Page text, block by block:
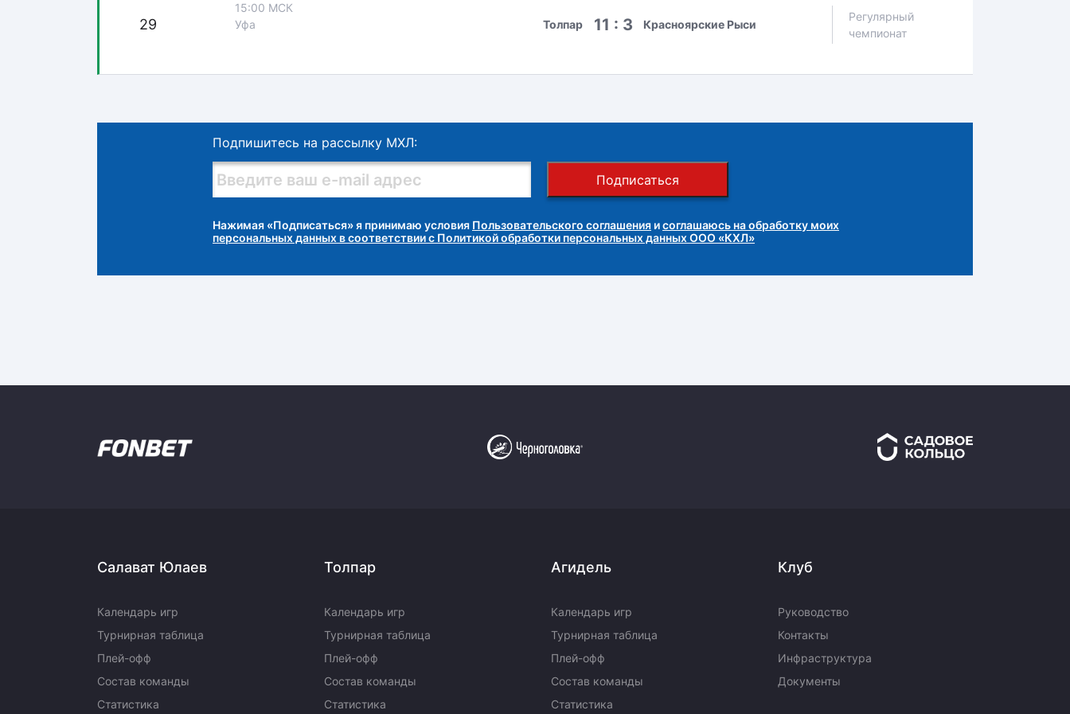
29
15:00 МСК
Уфа
Толпар 11 : 3 Красноярские Рыси
Регулярный
чемпионат
Подпишитесь на рассылку МХЛ:
Подписаться
Нажимая «Подписаться» я принимаю условия Пользовательского соглашения исоглашаюсь на обработку моих
персональных данных в соответствии с Политикой обработки персональных данных ООО «КХЛ»
Салават Юлаев
Календарь игр
Турнирная таблица
Плей-офф
Состав команды
Статистика
Толпар
Календарь игр
Турнирная таблица
Плей-офф
Состав команды
Статистика
Агидель
Календарь игр
Турнирная таблица
Плей-офф
Состав команды
Статистика
Клуб
Руководство
Контакты
Инфраструктура
Документы